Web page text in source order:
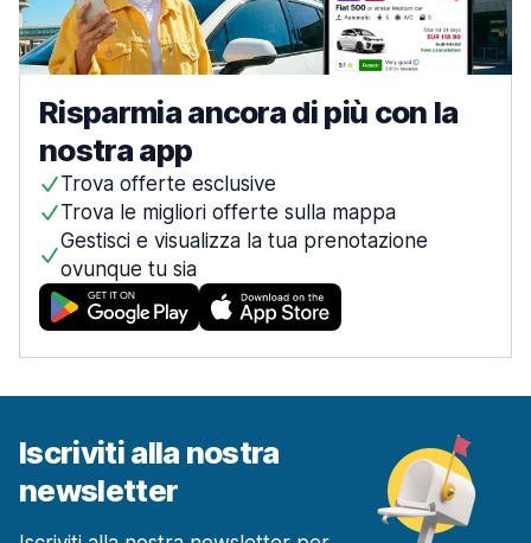
Risparmia ancora di più con la
nostra app
Trova offerte esclusive
Trova le migliori offerte sulla mappa
Gestisci e visualizza la tua prenotazione
ovunque tu sia
Iscriviti alla nostra
newsletter